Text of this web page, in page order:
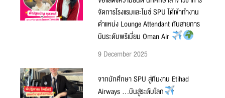
จัดการโรงแรมและไมซ์ SPU ได้เข้าทำงาน
ตำแหน่ง Lounge Attendant กับสายการ
บินระดับพรีเมี่ยม Oman Air
9 December 2025
จากนักศึกษา SPU สู่ทีมงาน Etihad
Airways …บินสู่ระดับโลก